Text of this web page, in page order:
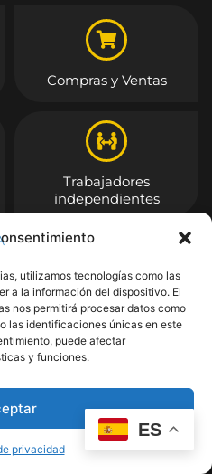
utilizamos tecnologías como las
a la información del dispositivo. El
nos permitirá procesar datos como
las identificaciones únicas en este
puede afectar
y funciones.
privacidad
Compras y Ventas
Trabajadores
independientes
ES